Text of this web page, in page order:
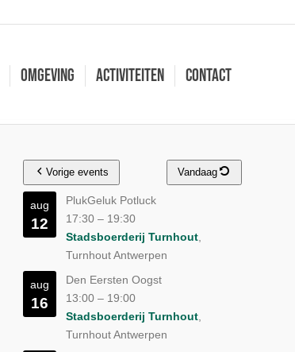
Omgeving Activiteiten Contact
Vorige events Vandaag
aug
12
PlukGeluk Potluck
17:30 – 19:30
Stadsboerderij Turnhout
Turnhout Antwerpen
aug
16
Den Eersten Oogst
13:00 – 19:00
Stadsboerderij Turnhout
Turnhout Antwerpen